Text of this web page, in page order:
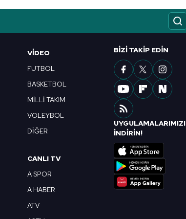
VIDEO
FUTBOL
BASKETBOL
MİLLİ TAKIM
VOLEYBOL
DİĞER
CANLI TV
A SPOR
A HABER
ATV
BIZI TAKIP EDIN
UYGULAMALARIMIZI
İNDİRİN!